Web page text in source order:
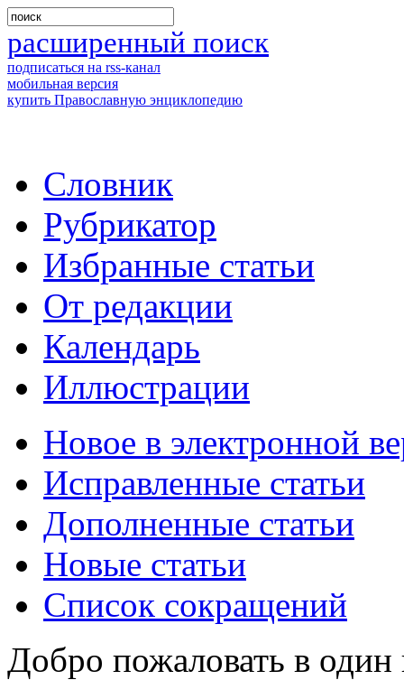
расширенный поиск
подписаться на rss-канал
мобильная версия
купить Православную энциклопедию
Словник
Рубрикатор
Избранные статьи
От редакции
Календарь
Иллюстрации
Новое в электронной
Исправленные статьи
Дополненные статьи
Новые статьи
Список сокращений
Добро пожаловать в